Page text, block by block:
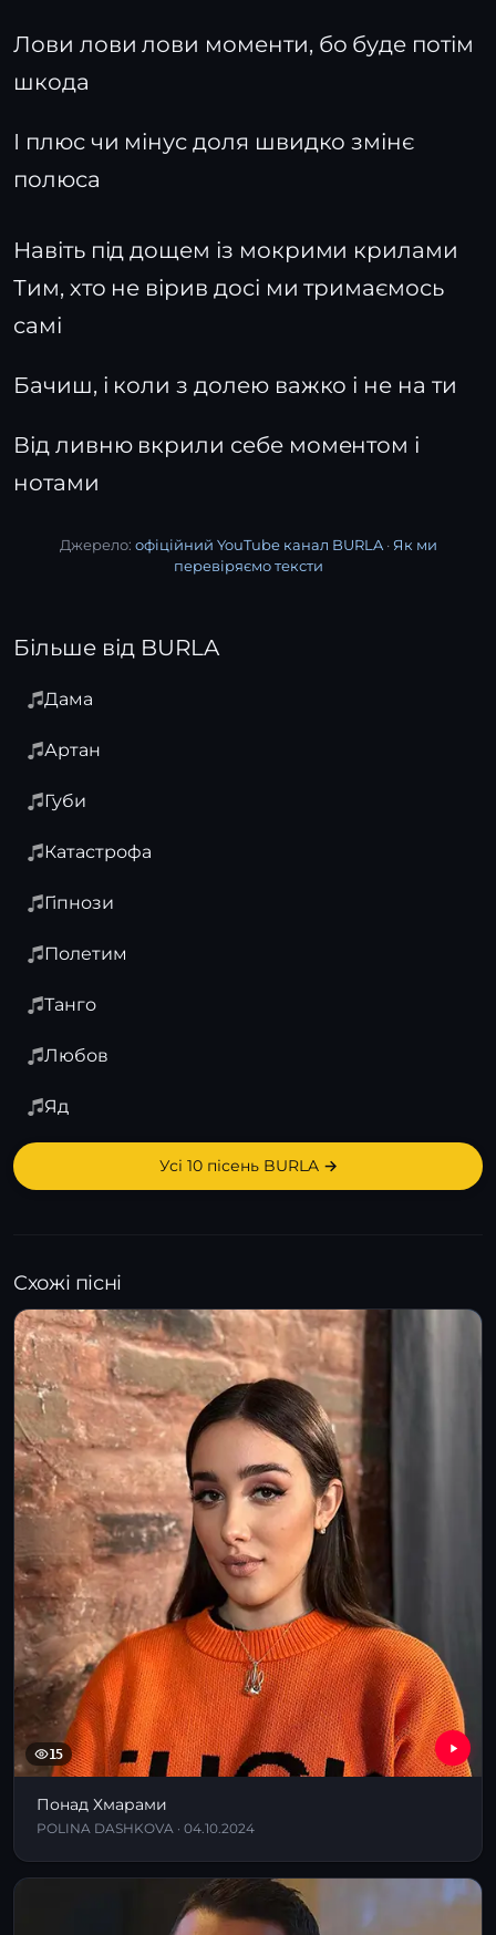
Лови лови лови моменти, бо буде потім
шкода
І плюс чи мінус доля швидко змінє
полюса
Навіть під дощем із мокрими крилами
Тим, хто не вірив досі ми тримаємось
самі
Бачиш, і коли з долею важко і не на ти
Від ливню вкрили себе моментом і
нотами
Джерело: офіційний YouTube канал BURLA· Як ми
перевіряємо тексти
Більше від BURLA
Дама
Артан
Губи
Катастрофа
Гіпнози
Полетим
Танго
Любов
Яд
Усі 10 пісень BURLA →
Схожі пісні
15
Понад Хмарами
POLINA DASHKOVA · 04.10.2024